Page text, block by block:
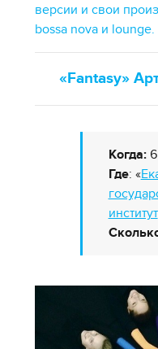
версии и свои
bossa nova и lounge.
«Fantasy»
Когда:
Где: «
институт